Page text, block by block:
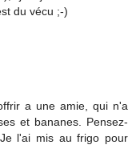
du vécu ;-)
a une amie, qui n'a
et bananes. Pensez-
l'ai mis au frigo pour